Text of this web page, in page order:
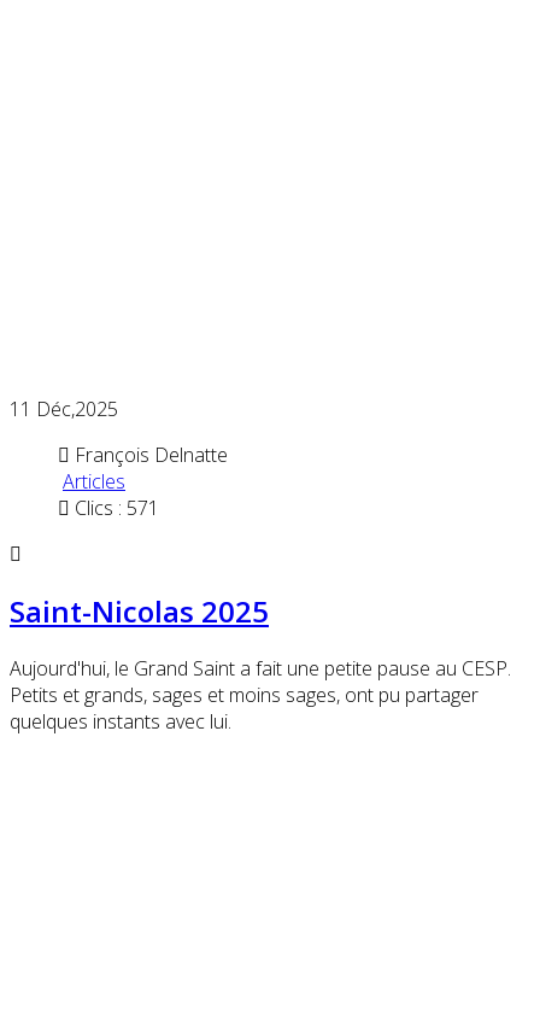
11 Déc,2025
François Delnatte
Articles
Clics : 571
Saint-Nicolas 2025
Aujourd'hui, le Grand Saint a fait une petite pause au CESP.
Petits et grands, sages et moins sages, ont pu partager
quelques instants avec lui.